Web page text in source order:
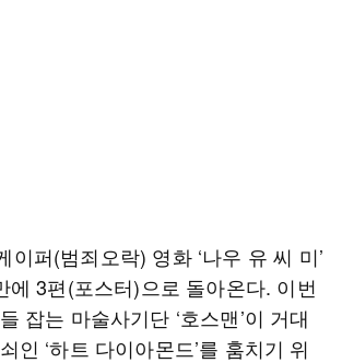
이퍼(범죄오락) 영화 ‘나우 유 씨 미’
에 3편(포스터)으로 돌아온다. 이번
잡는 마술사기단 ‘호스맨’이 거대
인 ‘하트 다이아몬드’를 훔치기 위